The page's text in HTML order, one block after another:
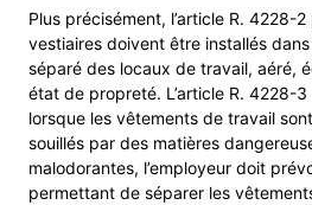
Plus précisément, l’article R. 4228-
vestiaires doivent être installés
séparé des locaux de travail, aéré,
état de propreté. L’article R. 4228-
lorsque les vêtements de travail
souillés par des matières
malodorantes, l’employeur doit
permettant de séparer les